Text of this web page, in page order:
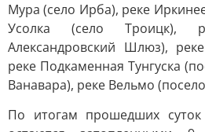
Мура (село Ирба), реке
Усолка (село Троицк),
Александровский Шлюз),
реке Подкаменная Тунгуска
Ванавара), реке Вельмо
По итогам прошедших